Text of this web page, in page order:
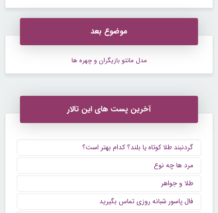
موضوع بعد
مدل مانتو بازیگران و چهره ها
آخرین پست های این تالار
گردنبند طلا کوتاه یا بلند؟ کدام بهتر است؟
مرد ها چه نوع
طلا و جواهر
فال پاسور شبانه روزی تماس بگیرید